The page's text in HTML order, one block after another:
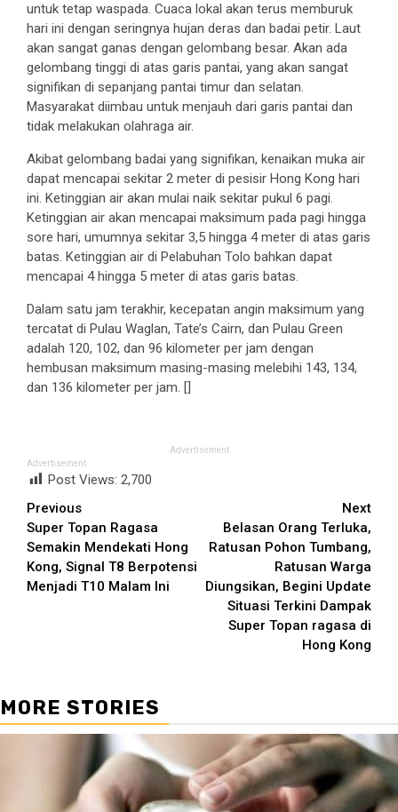
untuk tetap waspada. Cuaca lokal akan terus memburuk
hari ini dengan seringnya hujan deras dan badai petir. Laut
akan sangat ganas dengan gelombang besar. Akan ada
gelombang tinggi di atas garis pantai, yang akan sangat
signifikan di sepanjang pantai timur dan selatan.
Masyarakat diimbau untuk menjauh dari garis pantai dan
tidak melakukan olahraga air.
Akibat gelombang badai yang signifikan, kenaikan muka air
dapat mencapai sekitar 2 meter di pesisir Hong Kong hari
ini. Ketinggian air akan mulai naik sekitar pukul 6 pagi.
Ketinggian air akan mencapai maksimum pada pagi hingga
sore hari, umumnya sekitar 3,5 hingga 4 meter di atas garis
batas. Ketinggian air di Pelabuhan Tolo bahkan dapat
mencapai 4 hingga 5 meter di atas garis batas.
Dalam satu jam terakhir, kecepatan angin maksimum yang
tercatat di Pulau Waglan, Tate’s Cairn, dan Pulau Green
adalah 120, 102, dan 96 kilometer per jam dengan
hembusan maksimum masing-masing melebihi 143, 134,
dan 136 kilometer per jam. []
Advertisement
Advertisement
Post Views: 2,700
Continue
Reading
Previous
Super Topan Ragasa
Semakin Mendekati Hong
Kong, Signal T8 Berpotensi
Menjadi T10 Malam Ini
Next
Belasan Orang Terluka,
Ratusan Pohon Tumbang,
Ratusan Warga
Diungsikan, Begini Update
Situasi Terkini Dampak
Super Topan ragasa di
Hong Kong
MORE STORIES